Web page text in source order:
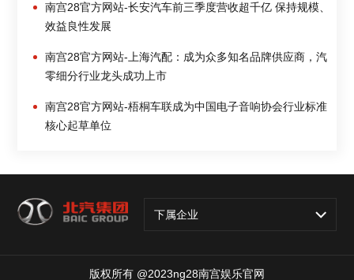
南宫28官方网站-长安汽车前三季度营收超千亿 保持规模、
效益良性发展
南宫28官方网站-上海汽配：成为众多知名品牌供应商，汽
零细分行业龙头成功上市
南宫28官方网站-梧桐车联成为中国电子音响协会行业标准
核心起草单位
下属企业
版权所有 @2023ng28南宫娱乐官网